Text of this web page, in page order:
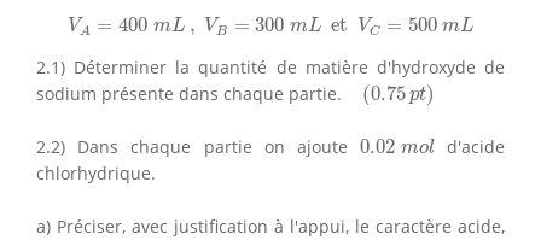
VA = 400 mL , VB = 300 mL et VC = 500 mL
=400m VB 300mL et C= 500mL
2.1) Déterminer la quantité de matière d'hydroxyde de
sodium présente dans chaque partie.
(0.75 pt)
0.75pt)
2.2) Dans chaque partie on ajoute0.02 mol
0.02mold'acide
chlorhydrique.
a) Préciser, avec justification à l'appui, le caractère acide,